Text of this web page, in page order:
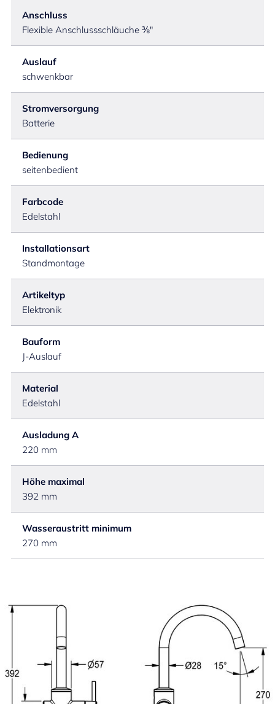
Anschluss
Flexible Anschlussschläuche ⅜"
Auslauf
schwenkbar
Stromversorgung
Batterie
Bedienung
seitenbedient
Farbcode
Edelstahl
Installationsart
Standmontage
Artikeltyp
Elektronik
Bauform
J-Auslauf
Material
Edelstahl
Ausladung A
220 mm
Höhe maximal
392 mm
Wasseraustritt minimum
270 mm